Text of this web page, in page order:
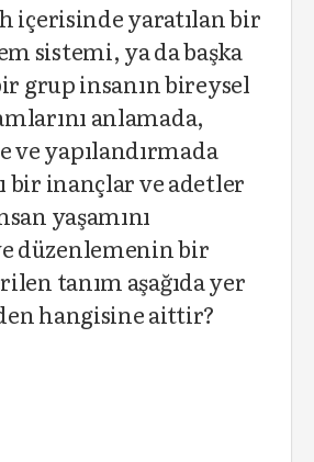
içerisinde yaratılan bir
sistemi, ya da başka
grup insanın bireysel
anlamada,
ve yapılandırmada
bir inançlar ve adetler
yaşamını
düzenlemenin bir
tanım aşağıda yer
hangisine aittir?